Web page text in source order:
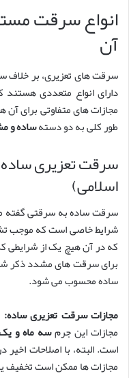
انواع سرقت
آن
سرقت های تعزیری، بر خلاف
دارای انواع متعددی
مجازات های متفاوتی برای
طور کلی به دو دستهساده و
اسلامی)
سرقت ساده به سرقتی
شرایط خاصی است که موجب
برای سرقت های مشدد ذکر
ساده محسوب می شود.
مجازات سرقت تعزیری ساده:
مجازات این جرمسه ماه و یک
است. البته، با اصلاحات اخیر
مجازات ها ممکن است تخفیف